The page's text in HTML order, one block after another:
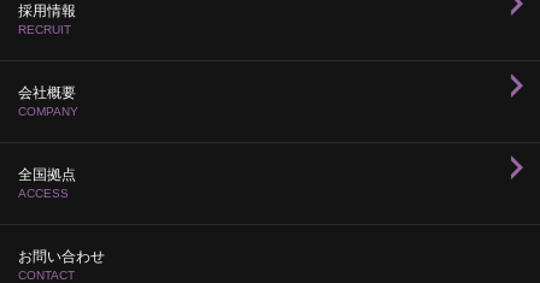
採用情報
RECRUIT
会社概要
COMPANY
全国拠点
ACCESS
お問い合わせ
CONTACT